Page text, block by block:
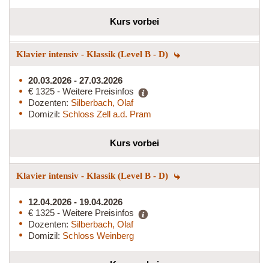
Kurs vorbei
Klavier intensiv - Klassik (Level B - D)
20.03.2026 - 27.03.2026
€ 1325 - Weitere Preisinfos
Dozenten: Silberbach, Olaf
Domizil: Schloss Zell a.d. Pram
Kurs vorbei
Klavier intensiv - Klassik (Level B - D)
12.04.2026 - 19.04.2026
€ 1325 - Weitere Preisinfos
Dozenten: Silberbach, Olaf
Domizil: Schloss Weinberg